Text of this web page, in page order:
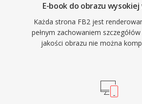
E-book do obrazu
Każda strona FB2 jest
pełnym zachowaniem
jakości obrazu nie można